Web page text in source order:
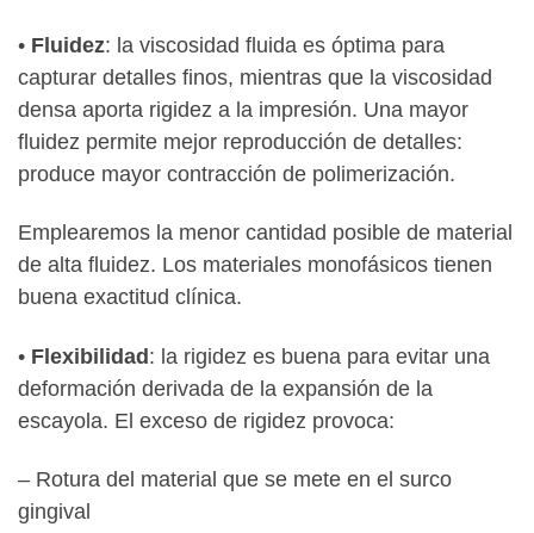
• Fluidez: la viscosidad fluida es óptima para
capturar detalles finos, mientras que la viscosidad
densa aporta rigidez a la impresión. Una mayor
fluidez permite mejor reproducción de detalles:
produce mayor contracción de polimerización.
Emplearemos la menor cantidad posible de material
de alta fluidez. Los materiales monofásicos tienen
buena exactitud clínica.
• Flexibilidad: la rigidez es buena para evitar una
deformación derivada de la expansión de la
escayola. El exceso de rigidez provoca:
– Rotura del material que se mete en el surco
gingival